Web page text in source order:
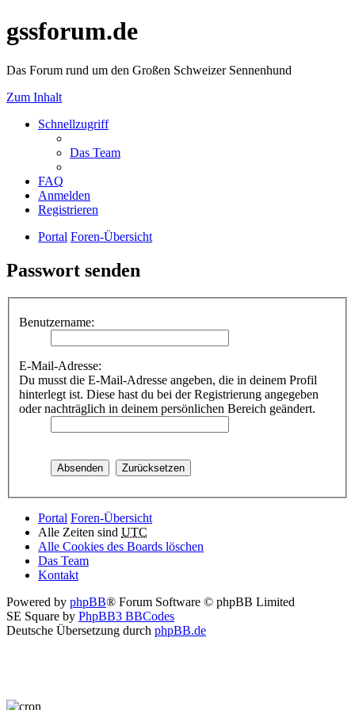
gssforum.de
Das Forum rund um den Großen Schweizer Sennenhund
Zum Inhalt
Schnellzugriff
Das Team
FAQ
Anmelden
Registrieren
Portal Foren-Übersicht
Passwort senden
Benutzername:
E-Mail-Adresse:
Du musst die E-Mail-Adresse angeben, die in deinem Profil
hinterlegt ist. Diese hast du bei der Registrierung angegeben
oder nachträglich in deinem persönlichen Bereich geändert.
Portal Foren-Übersicht
Alle Zeiten sind UTC
Alle Cookies des Boards löschen
Das Team
Kontakt
Powered by phpBB® Forum Software © phpBB Limited
SE Square by PhpBB3 BBCodes
Deutsche Übersetzung durch phpBB.de